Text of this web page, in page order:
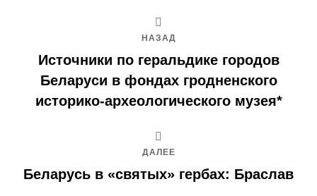
НАЗАД
Источники по геральдике городов
Беларуси в фондах гродненского
историко-археологического музея*
ДАЛЕЕ
Беларусь в «святых» гербах: Браслав